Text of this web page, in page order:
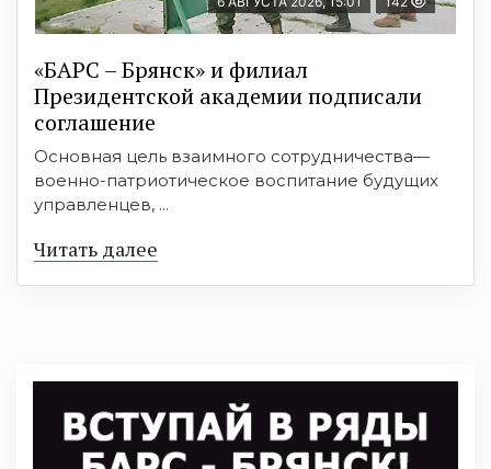
«БАРС – Брянск» и филиал
Президентской академии подписали
соглашение
Основная цель взаимного сотрудничества—
военно-патриотическое воспитание будущих
управленцев, ...
Читать далее